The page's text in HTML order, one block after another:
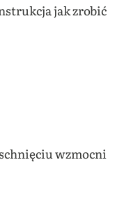
jak zrobić
wzmocni